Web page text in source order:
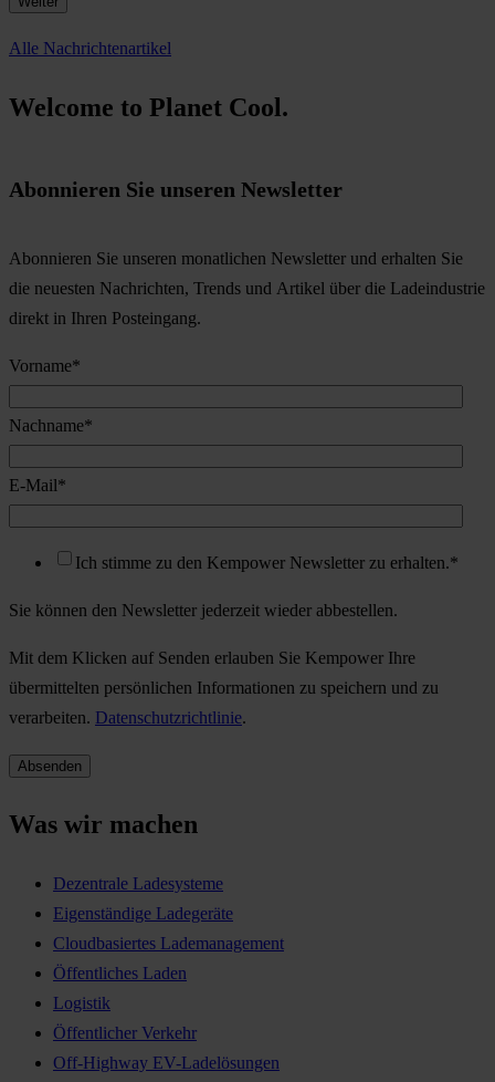
Alle Nachrichtenartikel
Welcome to Planet Cool.
Abonnieren Sie unseren Newsletter
Abonnieren Sie unseren monatlichen Newsletter und erhalten Sie
die neuesten Nachrichten, Trends und Artikel über die Ladeindustrie
direkt in Ihren Posteingang.
Vorname*
Nachname*
E-Mail*
Ich stimme zu den Kempower Newsletter zu erhalten.*
Sie können den Newsletter jederzeit wieder abbestellen.
Mit dem Klicken auf Senden erlauben Sie Kempower Ihre
übermittelten persönlichen Informationen zu speichern und zu
verarbeiten. Datenschutzrichtlinie.
Was wir machen
Dezentrale Ladesysteme
Eigenständige Ladegeräte
Cloudbasiertes Lademanagement
Öffentliches Laden
Logistik
Öffentlicher Verkehr
Off-Highway EV-Ladelösungen